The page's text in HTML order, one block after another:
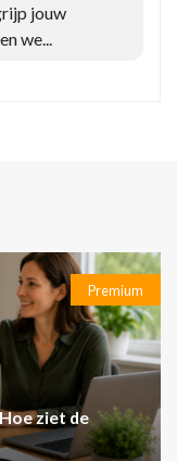
jouw
we...
Premium
ziet de